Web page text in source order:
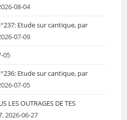
08-04
n°237: Etude sur cantique, par
07-09
05
n°236: Etude sur cantique, par
07-05
LES OUTRAGES DE TES
2026-06-27